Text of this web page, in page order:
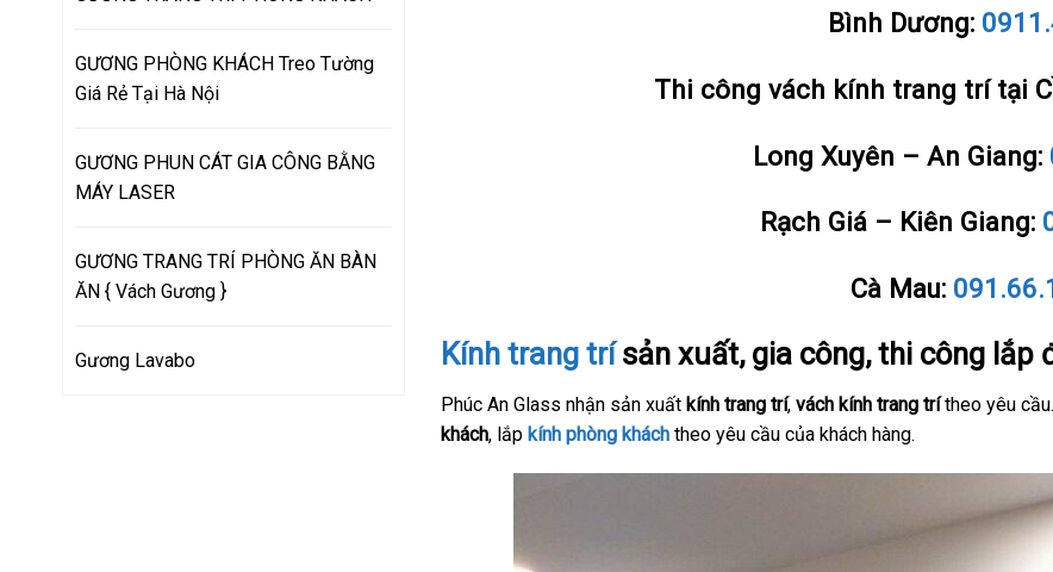
Bình Dương:
Thi công vách kính trang trí tại
Long Xuyên – An Giang:
Rạch Giá – Kiên Giang:
Cà Mau:
Kính trang trísản xuất, gia công, thi công lắp
Phúc An Glass nhận sản xuất kính trang trí, vách kính trang trítheo yêu
khách, lắp kính phòng kháchtheo yêu cầu của khách hàng.
GƯƠNG PHÒNG KHÁCH Treo Tường
Giá Rẻ Tại Hà Nội
GƯƠNG PHUN CÁT GIA CÔNG BẰNG
MÁY LASER
GƯƠNG TRANG TRÍ PHÒNG ĂN BÀN
ĂN { Vách Gương }
Gương Lavabo